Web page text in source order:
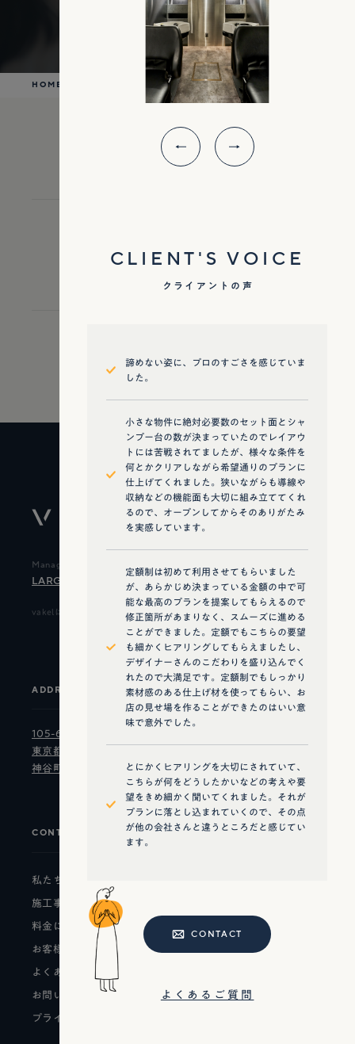
HOME
CONTACT FORM
フォームでのお問い合わせは こちら から
03-6450-6574
＠vakel
弊社LINEアカウント
Management by
LARGO DESIGN STUDIO
vakelは株式会社LARGO(ラルゴ)が運営しています。
ADDRESS
105-6923
東京都港区虎ノ門4-1-1
神谷町トラストタワー23階
CONTENTS
私たちについて
施工事例
料金について
お客様の声・内装の知識
よくあるご質問
お問い合わせ
プライバシーポリシー
CLIENT'S VOICE
クライアントの声
諦めない姿に、プロのすごさを感じていま
した。
小さな物件に絶対必要数のセット面とシャ
ンプー台の数が決まっていたのでレイアウ
トには苦戦されてましたが、様々な条件を
何とかクリアしながら希望通りのプランに
仕上げてくれました。狭いながらも導線や
収納などの機能面も大切に組み立ててくれ
るので、オープンしてからそのありがたみ
を実感しています。
定額制は初めて利用させてもらいました
が、あらかじめ決まっている金額の中で可
能な最高のプランを提案してもらえるので
修正箇所があまりなく、スムーズに進める
ことができました。定額でもこちらの要望
も細かくヒアリングしてもらえましたし、
デザイナーさんのこだわりを盛り込んでく
れたので大満足です。定額制でもしっかり
素材感のある仕上げ材を使ってもらい、お
店の見せ場を作ることができたのはいい意
味で意外でした。
とにかくヒアリングを大切にされていて、
こちらが何をどうしたかいなどの考えや要
望をきめ細かく聞いてくれました。それが
プランに落とし込まれていくので、その点
が他の会社さんと違うところだと感じてい
ます。
CONTACT
よくあるご質問